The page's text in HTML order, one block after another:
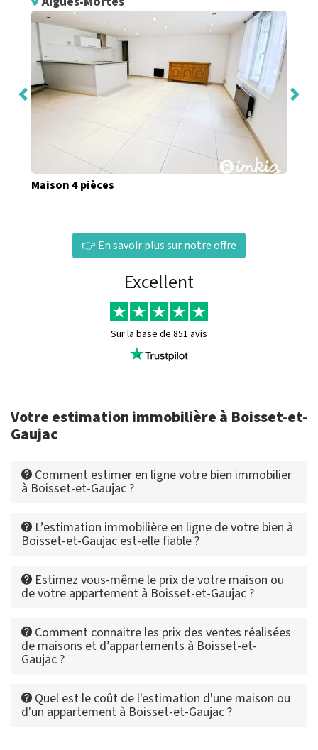
Maison 4 pièces
👉 En savoir plus sur notre offre
Excellent
Sur la base de 851 avis
Votre estimation immobilière à Boisset-et-
Gaujac
Comment estimer en ligne votre bien immobilier
à Boisset-et-Gaujac ?
L’estimation immobilière en ligne de votre bien à
Boisset-et-Gaujac est-elle fiable ?
Estimez vous-même le prix de votre maison ou
de votre appartement à Boisset-et-Gaujac ?
Comment connaitre les prix des ventes réalisées
de maisons et d’appartements à Boisset-et-
Gaujac ?
Quel est le coût de l'estimation d'une maison ou
d'un appartement à Boisset-et-Gaujac ?